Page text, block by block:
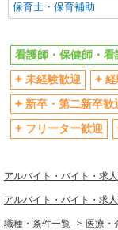
バイク通勤OK
社会保険あり
退職金・財形貯蓄制度
制服貸与
資格取得支援制度あり
看護師・保健師・看
保育士・保育補助
看護師・保健師・
未経験歓迎
新卒・第二新卒歓
フリーター歓迎
アルバイト・バイト・求
アルバイト・バイト・求
職種・条件一覧 医療・